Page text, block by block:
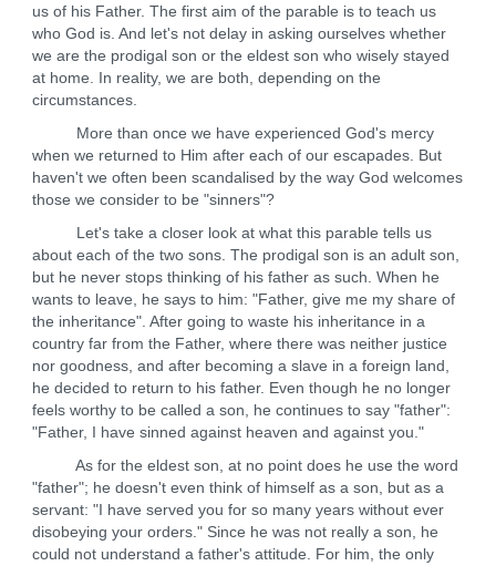
us of his Father. The first aim of the parable is to teach us
who God is. And let's not delay in asking ourselves whether
we are the prodigal son or the eldest son who wisely stayed
at home. In reality, we are both, depending on the
circumstances.
More than once we have experienced God's mercy
when we returned to Him after each of our escapades. But
haven't we often been scandalised by the way God welcomes
those we consider to be "sinners"?
Let's take a closer look at what this parable tells us
about each of the two sons. The prodigal son is an adult son,
but he never stops thinking of his father as such. When he
wants to leave, he says to him: "Father, give me my share of
the inheritance". After going to waste his inheritance in a
country far from the Father, where there was neither justice
nor goodness, and after becoming a slave in a foreign land,
he decided to return to his father. Even though he no longer
feels worthy to be called a son, he continues to say "father":
"Father, I have sinned against heaven and against you."
As for the eldest son, at no point does he use the word
"father"; he doesn't even think of himself as a son, but as a
servant: "I have served you for so many years without ever
disobeying your orders." Since he was not really a son, he
could not understand a father's attitude. For him, the only